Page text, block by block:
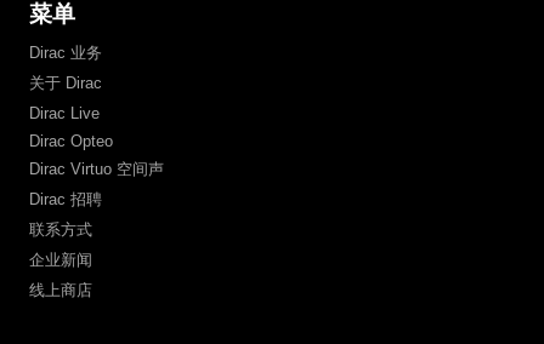
菜单
Dirac 业务
关于 Dirac
Dirac Live
Dirac Opteo
Dirac Virtuo 空间声
Dirac 招聘
联系方式
企业新闻
线上商店